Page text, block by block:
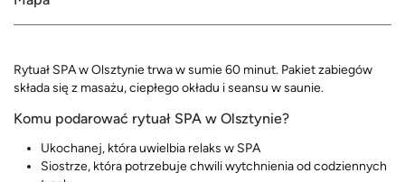
Rytuał SPA w Olsztynie trwa w sumie 60 minut. Pakiet zabiegów
składa się z masażu, ciepłego okładu i seansu w saunie.
Komu podarować rytuał SPA w Olsztynie?
Ukochanej, która uwielbia relaks w SPA
Siostrze, która potrzebuje chwili wytchnienia od codziennych